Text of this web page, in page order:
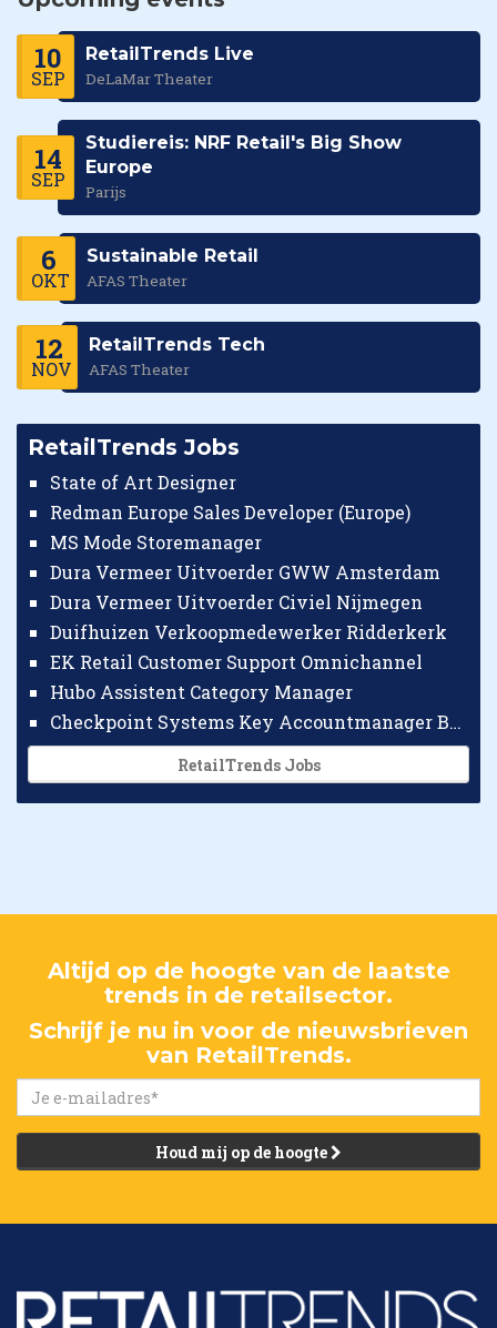
10
SEP
RetailTrends Live
DeLaMar Theater
14
SEP
Studiereis: NRF Retail's Big Show
Europe
Parijs
6
OKT
Sustainable Retail
AFAS Theater
12
NOV
RetailTrends Tech
AFAS Theater
RetailTrends Jobs
State of Art Designer
Redman Europe Sales Developer (Europe)
MS Mode Storemanager
Dura Vermeer Uitvoerder GWW Amsterdam
Dura Vermeer Uitvoerder Civiel Nijmegen
Duifhuizen Verkoopmedewerker Ridderkerk
EK Retail Customer Support Omnichannel
Hubo Assistent Category Manager
Checkpoint Systems Key Accountmanager Benelux
RetailTrends Jobs
Altijd op de hoogte van de laatste
trends in de retailsector.
Schrijf je nu in voor de nieuwsbrieven
van RetailTrends.
Houd mij op de hoogte